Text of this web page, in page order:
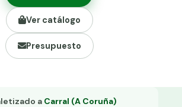
PVC malla H.
H.
Ver catálogo
Presupuesto
a Carral (A Coruña)